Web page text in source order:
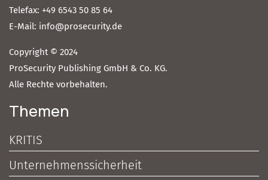
Telefax: +49 6543 50 85 64
E-Mail: info@prosecurity.de
Copyright © 2024
ProSecurity Publishing GmbH & Co. KG.
Alle Rechte vorbehalten.
Themen
KRITIS
Unternehmenssicherheit